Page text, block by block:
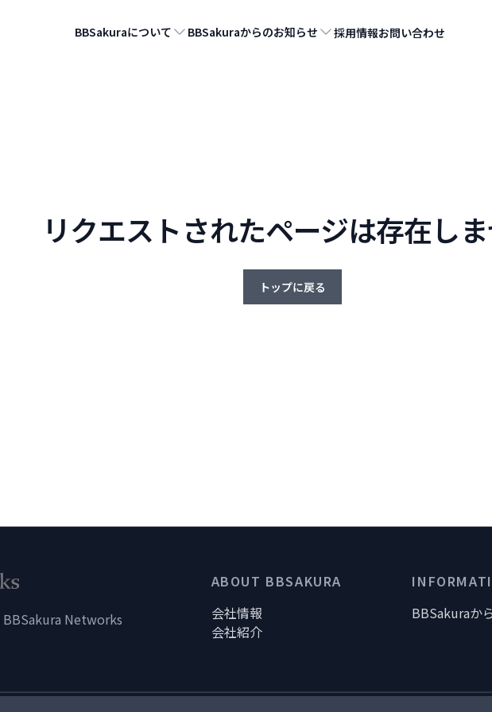
BBSakuraについて BBSakuraからのお知らせ 採用情報お問い合わせ
リクエストされたページは存在し
トップに戻る
Networks
ABOUT BBSAKURA
会社情報
会社紹介
BBSakuraか